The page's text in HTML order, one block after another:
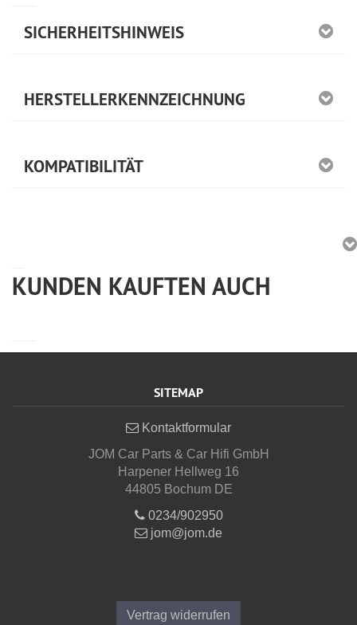
SICHERHEITSHINWEIS
HERSTELLERKENNZEICHNUNG
KOMPATIBILITÄT
KUNDEN KAUFTEN AUCH
SITEMAP
Kontaktformular
JOM Car Parts & Car Hifi GmbH
Harpener Hellweg 16
44805 Bochum DE
0234/902950
jom@jom.de
Vertrag widerrufen